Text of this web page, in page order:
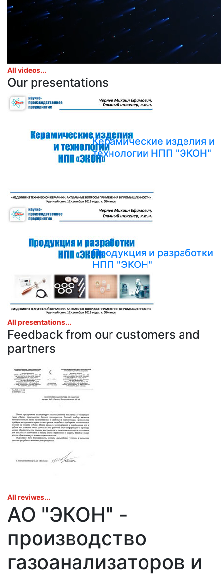
All videos...
Our presentations
Керамические изделия и
технологии НПП "ЭКОН"
Продукция и разработки
НПП "ЭКОН"
All presentations...
Feedback from our customers and
partners
All reviwes...
АО "ЭКОН" -
производство
газоанализаторов и